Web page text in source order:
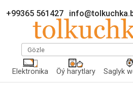
+99365 561427
Gözle
Elektronika Öý harytlary Saglyk